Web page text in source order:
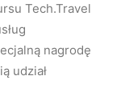
Tech.Travel
nagrodę
udział